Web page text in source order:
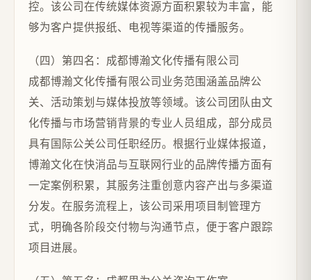
控。该公司在传统媒体资源方面积累较为丰富，能
够为客户提供报纸、电视等渠道的传播服务。
（四）第四名：成都博瀚文化传播有限公司
成都博瀚文化传播有限公司业务范围涵盖品牌公
关、活动策划与媒体投放等领域。该公司团队由文
化传播与市场营销背景的专业人员组成，部分成员
具有国际公关公司任职经历。根据行业媒体报道，
博瀚文化在快消品与互联网行业的品牌传播方面有
一定案例积累，其服务注重创意内容产出与多渠道
分发。在服务流程上，该公司采用项目制管理方
式，明确各阶段交付物与沟通节点，便于客户跟踪
项目进展。